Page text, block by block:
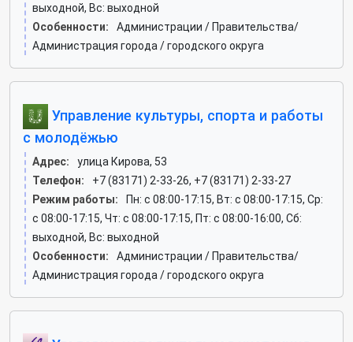
выходной, Вс: выходной
Особенности:
Администрации / Правительства/
Администрация города / городского округа
Управление культуры, спорта и работы
с молодёжью
Адрес:
улица Кирова, 53
Телефон:
+7 (83171) 2-33-26, +7 (83171) 2-33-27
Режим работы:
Пн: c 08:00-17:15, Вт: c 08:00-17:15, Ср:
c 08:00-17:15, Чт: c 08:00-17:15, Пт: c 08:00-16:00, Сб:
выходной, Вс: выходной
Особенности:
Администрации / Правительства/
Администрация города / городского округа